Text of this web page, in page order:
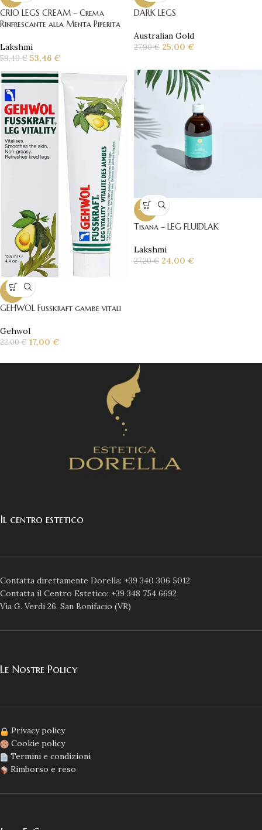
CRIO LEGS CREAM – Crema
Rinfrescante alla Menta Piperita
Lakshmi
59,40€ 53,46 €
DARK LEGS
Australian Gold
27,90€ 25,00 €
-23%
GEHWOL Fusskraft gambe vitali
Gehwol
22,00€ 17,00 €
-12%
Tisana – LEG FLUIDLAK
Lakshmi
27,20€ 24,00 €
Il centro estetico
Contatta direttamente Dorella: +39 340 306 5012
Contatta il Centro Estetico: +39 348 754 6692
Via G. Verdi 26, San Bonifacio (VR)
Le Nostre Policy
Privacy policy
Cookie policy
Termini e condizioni
Rimborso e reso